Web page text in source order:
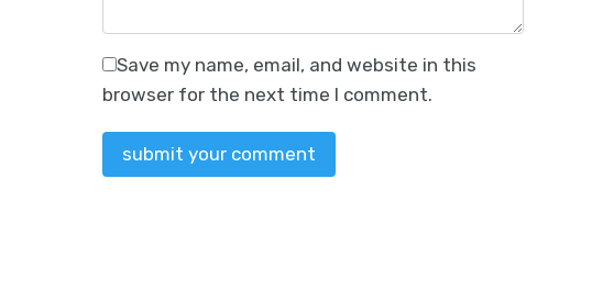
Save my name, email, and website in this
browser for the next time I comment.